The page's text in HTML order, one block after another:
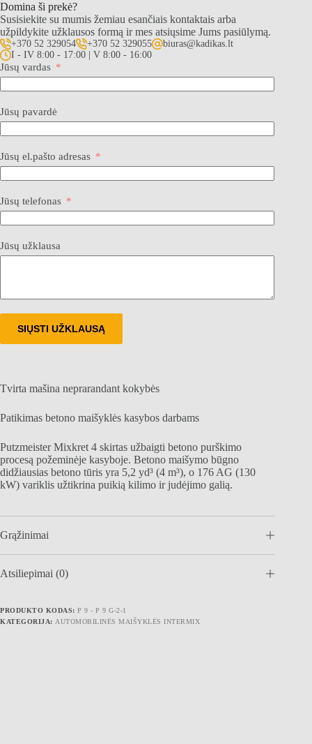
Domina ši prekė?
Susisiekite su mumis žemiau esančiais kontaktais arba
užpildykite užklausos formą ir mes atsiųsime Jums pasiūlymą.
+370 52 329054 +370 52 329055
biuras@kadikas.lt
I - IV 8:00 - 17:00 | V 8:00 - 16:00
Jūsų vardas
Jūsų pavardė
Jūsų el.pašto adresas
Jūsų telefonas
Jūsų užklausa
SIŲSTI UŽKLAUSĄ
Tvirta mašina neprarandant kokybės
Patikimas betono maišyklės kasybos darbams
Putzmeister Mixkret 4 skirtas užbaigti betono purškimo
procesą požeminėje kasyboje. Betono maišymo būgno
didžiausias betono tūris yra 5,2 yd³ (4 m³), ​​o 176 AG (130
kW) variklis užtikrina puikią kilimo ir judėjimo galią.
Grąžinimai
Atsiliepimai (0)
PRODUKTO KODAS: P 9 - P 9 G-2-1
KATEGORIJA: AUTOMOBILINĖS MAIŠYKLĖS INTERMIX